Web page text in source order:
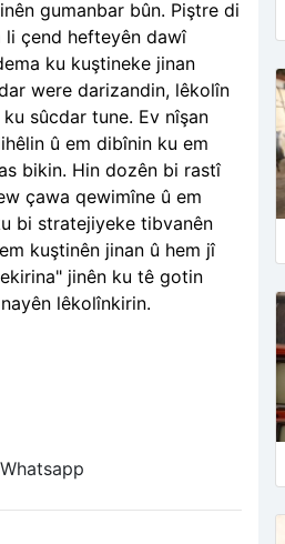
gumanbar bûn. Piştre di
li çend hefteyên dawî
ku kuştineke jinan
were darizandin, lêkolîn
sûcdar tune. Ev nîşan
û em dibînin ku em
bikin. Hin dozên bi rastî
çawa qewimîne û em
bi stratejiyeke tibvanên
kuştinên jinan û hem jî
jinên ku tê gotin
lêkolînkirin.